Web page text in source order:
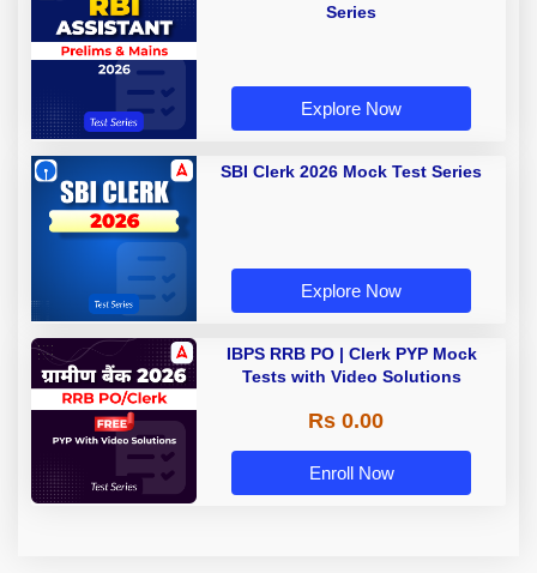
Series
Explore Now
SBI Clerk 2026 Mock Test Series
Explore Now
IBPS RRB PO | Clerk PYP Mock
Tests with Video Solutions
Rs 0.00
Enroll Now